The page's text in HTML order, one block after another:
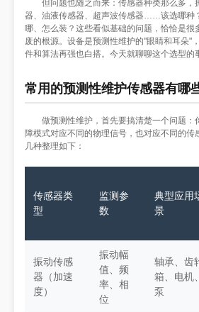
但问题也随之而来：传感器种类那么多，
器、油液传感器、超声波传感器……该选哪种
哪、怎么装？这些看似基础的问题，恰恰是很
废的根源。设备是预测性维护的"眼睛和耳朵"
件和算法再强也白搭。今天就聊聊这个选型的
常用的预测性维护传感器有哪
做预测性维护，首先要搞清楚一个问题：
障模式对应不同的物理信号，也对应不同的传
几种整理如下：
传感器类
型
监测参
数
典型应用
景
振动传感
器（加速
度）
振动幅
值、频
率、相
位
轴承、齿
箱、电机、
泵